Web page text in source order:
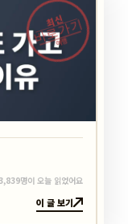
최신
바로가기
여행
3,839명이 오늘 읽었어요
이 글 보기